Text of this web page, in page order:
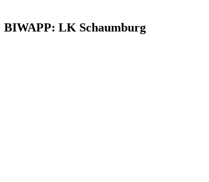
BIWAPP: LK Schaumburg